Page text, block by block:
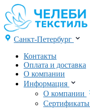
Санкт-Петербург
Контакты
Оплата и доставка
О компании
Информация
О компании
Сертификаты